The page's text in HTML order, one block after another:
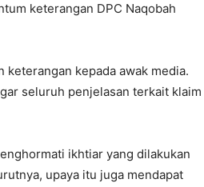
keterangan DPC Naqobah
kepada awak media.
seluruh penjelasan terkait klaim
ikhtiar yang dilakukan
upaya itu juga mendapat